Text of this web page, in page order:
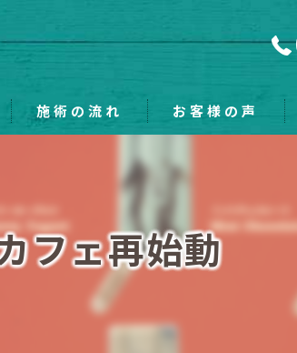
施術の流れ お客様の声
フェ再始動